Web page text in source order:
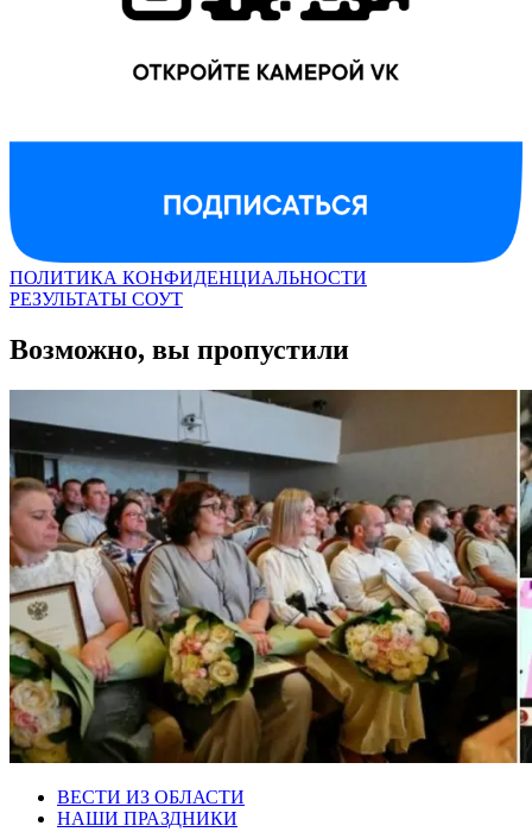
ПОЛИТИКА КОНФИДЕНЦИАЛЬНОСТИ
РЕЗУЛЬТАТЫ СОУТ
Возможно, вы пропустили
ВЕСТИ ИЗ ОБЛАСТИ
НАШИ ПРАЗДНИКИ